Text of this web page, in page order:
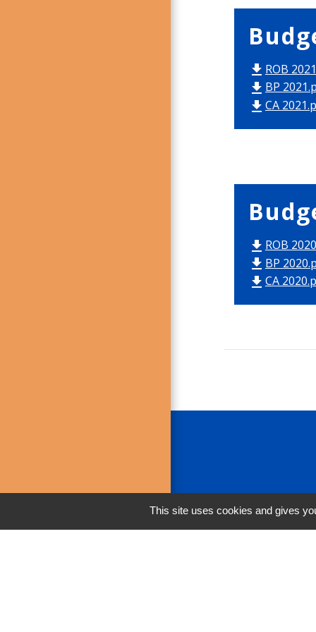
file_download ROB
file_download BP
file_download CA
file_download ROB
file_download BP
file_download CA
This site uses cookies and gives